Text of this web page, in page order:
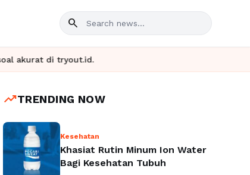
search
trending_upTRENDING NOW
Kesehatan
Khasiat Rutin Minum Ion Water
Bagi Kesehatan Tubuh